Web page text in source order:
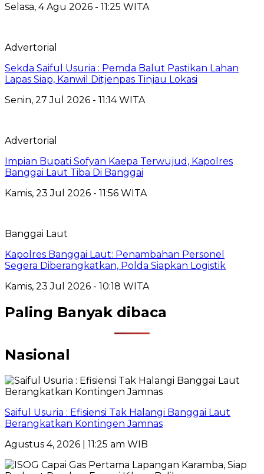
Selasa, 4 Agu 2026 - 11:25 WITA
Advertorial
Sekda Saiful Usuria : Pemda Balut Pastikan Lahan
Lapas Siap, Kanwil Ditjenpas Tinjau Lokasi
Senin, 27 Jul 2026 - 11:14 WITA
Advertorial
Impian Bupati Sofyan Kaepa Terwujud, Kapolres
Banggai Laut Tiba Di Banggai
Kamis, 23 Jul 2026 - 11:56 WITA
Banggai Laut
Kapolres Banggai Laut: Penambahan Personel
Segera Diberangkatkan, Polda Siapkan Logistik
Kamis, 23 Jul 2026 - 10:18 WITA
Paling Banyak dibaca
Nasional
Saiful Usuria : Efisiensi Tak Halangi Banggai Laut
Berangkatkan Kontingen Jamnas
Agustus 4, 2026 | 11:25 am WIB